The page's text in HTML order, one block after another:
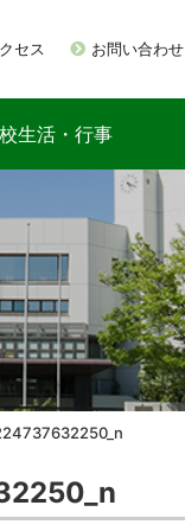
セス お問い合わせ
生活・行事